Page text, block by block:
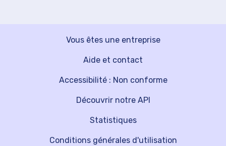
Vous êtes une entreprise
Découvrir notre API
Aide et contact
Statistiques
Accessibilité : Non conforme
Conditions générales d'utilisation